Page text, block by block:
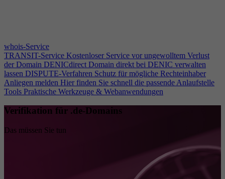
whois-Service
TRANSIT-Service Kostenloser Service vor ungewolltem Verlust
der Domain DENICdirect Domain direkt bei DENIC verwalten
lassen DISPUTE-Verfahren Schutz für mögliche Rechteinhaber
Anliegen melden Hier finden Sie schnell die passende Anlaufstelle
Tools Praktische Werkzeuge & Webanwendungen
Verifikation für .de-Domains
Das müssen Sie tun